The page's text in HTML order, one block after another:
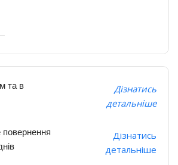
та в
Дізнатись
детальніше
Дізнатись
детальніше